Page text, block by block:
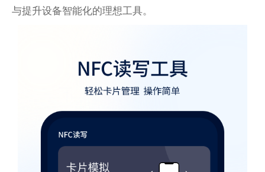
与提升设备智能化的理想工具。